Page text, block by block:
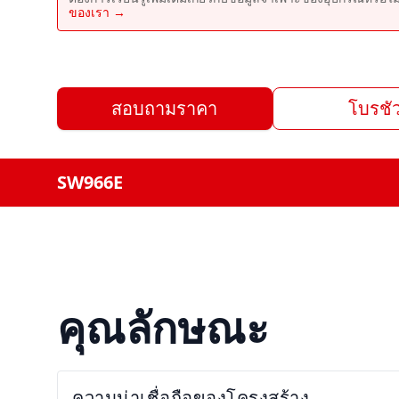
ของเรา →
สอบถามราคา โบรชั
SW966E
คุณลักษณะ